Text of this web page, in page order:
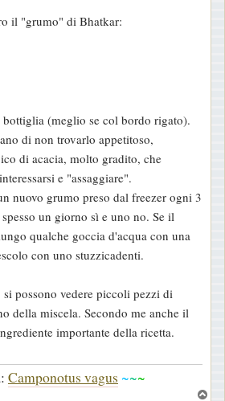
il "grumo" di Bhatkar:
(meglio se col bordo rigato).
di non trovarlo appetitoso,
di acacia, molto gradito, che
e "assaggiare".
nuovo grumo preso dal freezer ogni 3
un giorno sì e uno no. Se il
qualche goccia d'acqua con una
con uno stuzzicadenti.
possono vedere piccoli pezzi di
della miscela. Secondo me anche il
importante della ricetta.
Camponotus vagus ~~~